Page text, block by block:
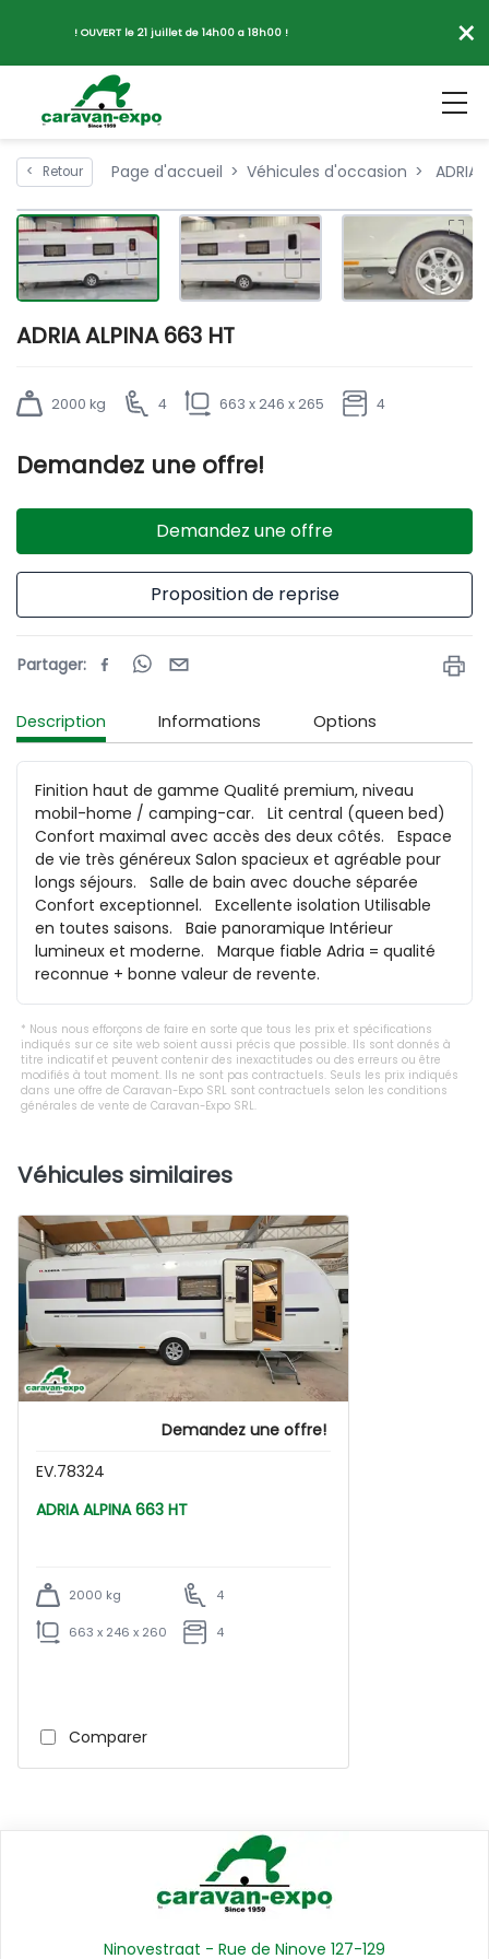
! OUVERT le 21 juillet de 14h00 a 18h00 ! ×
< Retour Page d'accueil Véhicules d'occasion ADRIA
ADRIA ALPINA 663 HT
2000 kg 4 663 x 246 x 265 4
Demandez une offre!
Demandez une offre
Proposition de reprise
Partager:
Description Informations Options
Finition haut de gamme Qualité premium, niveau
mobil-home / camping-car.   Lit central (queen bed)
Confort maximal avec accès des deux côtés.   Espace
de vie très généreux Salon spacieux et agréable pour
longs séjours.   Salle de bain avec douche séparée
Confort exceptionnel.   Excellente isolation Utilisable
en toutes saisons.   Baie panoramique Intérieur
lumineux et moderne.   Marque fiable Adria = qualité
reconnue + bonne valeur de revente.
Nous nous efforçons de faire en sorte que tous les prix et spécifications
indiqués sur ce site web soient aussi précis que possible. Ils sont donnés à
titre indicatif et peuvent contenir des inexactitudes ou des erreurs ou être
modifiés à tout moment. Ils ne sont pas contractuels. Seuls les prix indiqués
dans une offre de Caravan-Expo SRL sont contractuels selon les conditions
générales de vente de Caravan-Expo SRL.
Véhicules similaires
Demandez une offre!
EV.78324
ADRIA ALPINA 663 HT
2000 kg 4
663 x 246 x 260 4
Comparer
Ninovestraat - Rue de Ninove 127-129